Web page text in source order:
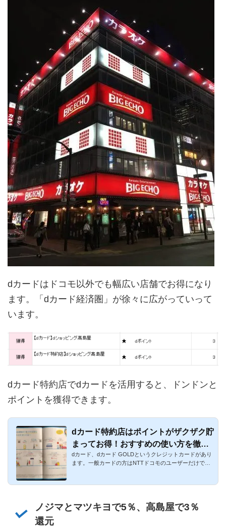
dカードはドコモ以外でも幅広い店舗でお得になり
ます。「dカード経済圏」が徐々に広がっていって
います。
dカード特約店でdカードを活用すると、ドンドンと
ポイントを獲得できます。
dカード特約店はポイントがザクザク貯
まってお得！おすすめの使い方を徹底
解説
dカード、dカード GOLDというクレジットカードがあり
ます。一般カードの方はNTTドコモのユーザーだけでは
ノジマとマツキヨで5％、高島屋で3％
還元